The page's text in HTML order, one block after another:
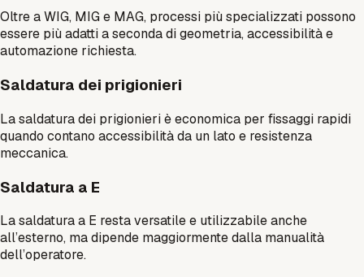
Oltre a WIG, MIG e MAG, processi più specializzati possono
essere più adatti a seconda di geometria, accessibilità e
automazione richiesta.
Saldatura dei prigionieri
La saldatura dei prigionieri è economica per fissaggi rapidi
quando contano accessibilità da un lato e resistenza
meccanica.
Saldatura a E
La saldatura a E resta versatile e utilizzabile anche
all’esterno, ma dipende maggiormente dalla manualità
dell’operatore.